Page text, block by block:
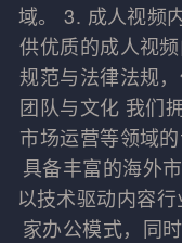
域。 3. 成人视频
供优质的成人视
规范与法律法规
团队与文化 我们
市场运营等领域
具备丰富的海外
以技术驱动内容
家办公模式，同